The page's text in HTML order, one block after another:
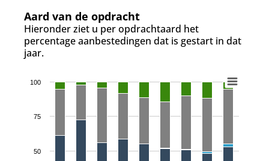
Aard van de opdracht
Hieronder ziet u per opdrachtaard het
percentage aanbestedingen dat is gestart in dat
jaar.
50
75
100